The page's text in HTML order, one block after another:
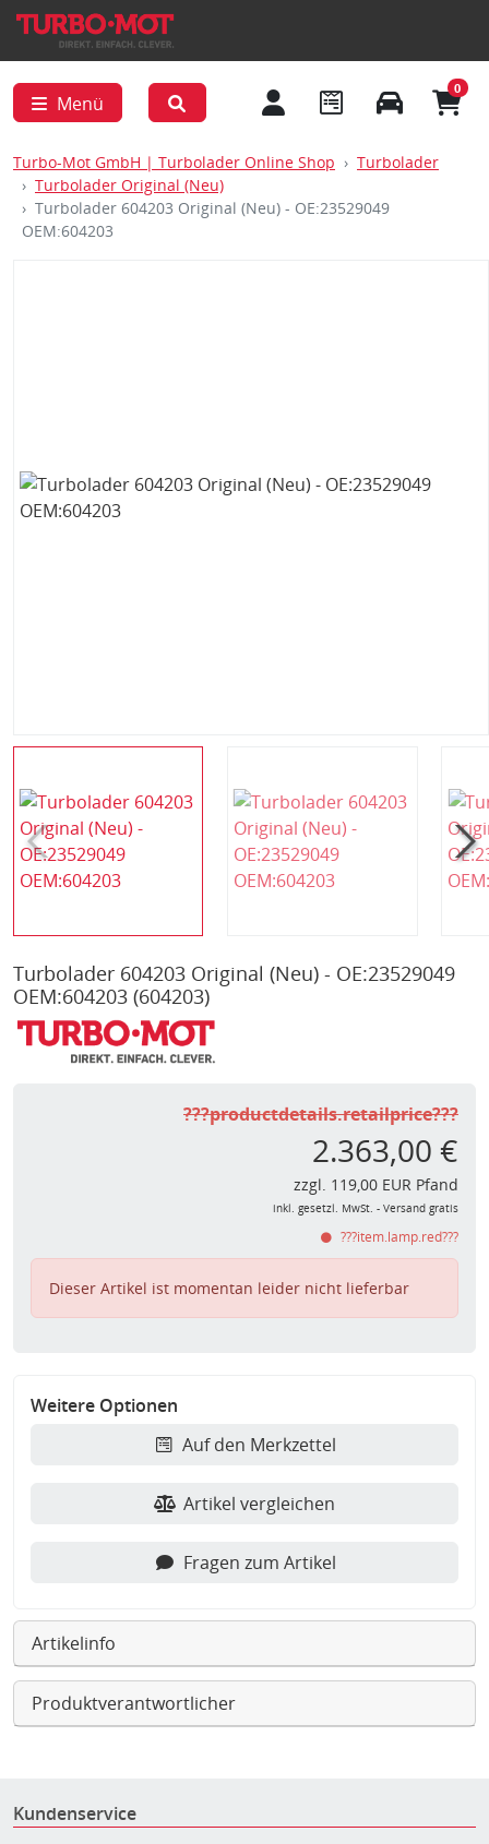
Menü
0
Turbo-Mot GmbH | Turbolader Online Shop
Turbolader
Turbolader Original (Neu)
Turbolader 604203 Original (Neu) - OE:23529049
OEM:604203
Turbolader 604203 Original (Neu) - OE:23529049
OEM:604203 (604203)
???productdetails.retailprice???
2.363,00 €
zzgl. 119,00 EUR Pfand
inkl. gesetzl. MwSt. - Versand gratis
???item.lamp.red???
Dieser Artikel ist momentan leider nicht lieferbar
Weitere Optionen
Auf den Merkzettel
Artikel vergleichen
Fragen zum Artikel
Artikelinfo
Produktverantwortlicher
Kundenservice